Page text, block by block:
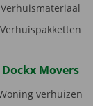
Verhuismateriaal
Verhuispakketten
Dockx Movers
verhuizen